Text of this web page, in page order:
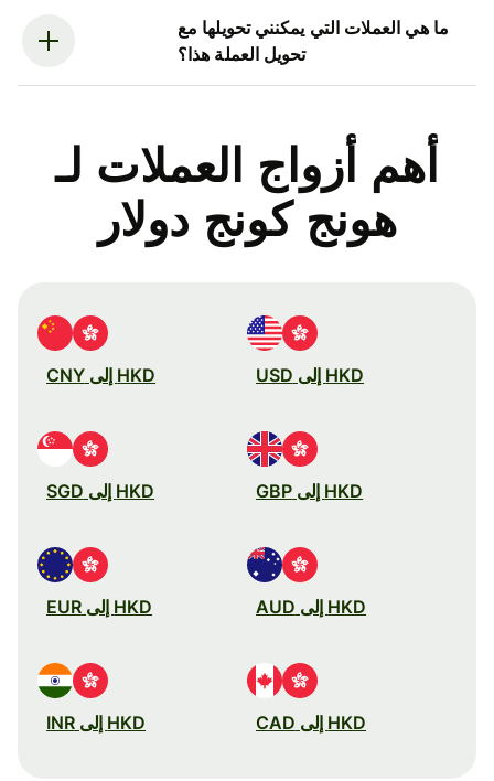
ما هي العملات التي يمكنني تحويلها مع
تحويل العملة هذا؟
أهم أزواج العملات لـ
هونج كونج دولار
HKD إلى USD HKD إلى CNY
HKD إلى GBP HKD إلى SGD
HKD إلى AUD HKD إلى EUR
HKD إلى CAD HKD إلى INR